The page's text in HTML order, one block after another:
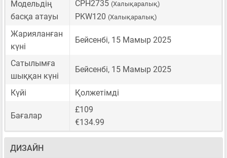
Модельдің
басқа атауы
CPH2735 (Халықаралық)
PKW120 (Халықаралық)
Жарияланған
күні
Бейсенбі, 15 Мамыр 2025
Сатылымға
шыққан күні
Бейсенбі, 15 Мамыр 2025
Күйі Қолжетімді
Бағалар
£109
€134.99
ДИЗАЙН